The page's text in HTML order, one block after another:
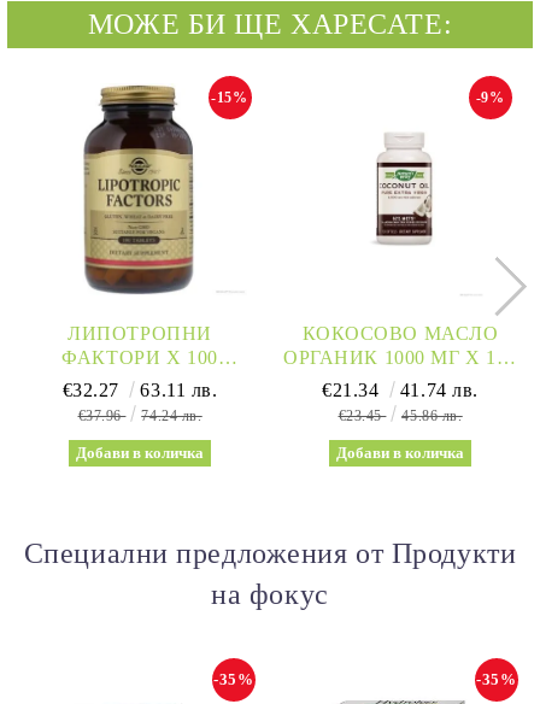
МОЖЕ БИ ЩЕ ХАРЕСАТЕ:
ЛИПОТРОПНИ
ФАКТОРИ Х 100
ТАБЛЕТКИ СОЛГАР |
LIPOTROPIC FACTORS
-15%
€32.27 63.11 лв.
€37.96 74.24 лв.
КОКОСОВО МАСЛО
ОРГАНИК 1000 МГ Х 120
СОФТГЕЛ КАПСУЛИ
NATURE’S WAY |
MCTS
-9%
€21.34 41.74 лв.
€23.45 45.86 лв.
Специални предложения от Продукти
на фокус
-35% -35%